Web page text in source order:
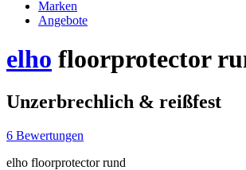
Marken
Angebote
elho floorprotector
Unzerbrechlich & reißfest
6 Bewertungen
elho floorprotector rund